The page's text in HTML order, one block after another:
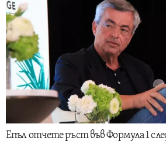
Епъл отчете ръст във Формула 1